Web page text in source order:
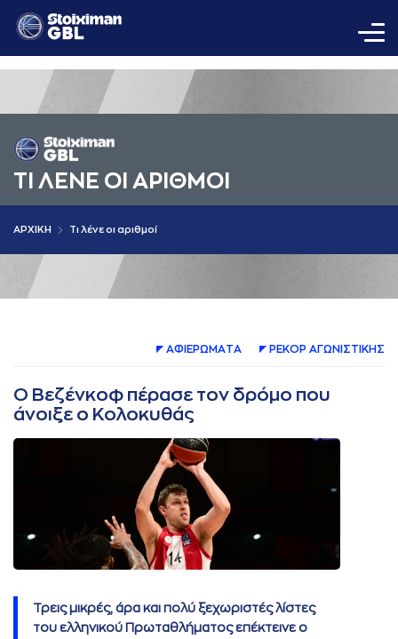
ΤΙ ΛΕΝΕ ΟΙ AΡΙΘΜΟΙ
AΡΧΙΚΗ Τι λένε οι αριθμοί
AΦΙΕΡΩΜAΤA ΡΕΚΟΡ AΓΩΝΙΣΤΙΚΗΣ
Ο Βεζένκοφ πέρασε τον δρόμο που
άνοιξε ο Κολοκυθάς
Τρεις μικρές, άρα και πολύ ξεχωριστές λίστες
του ελληνικού Πρωταθλήματος επέκτεινε ο